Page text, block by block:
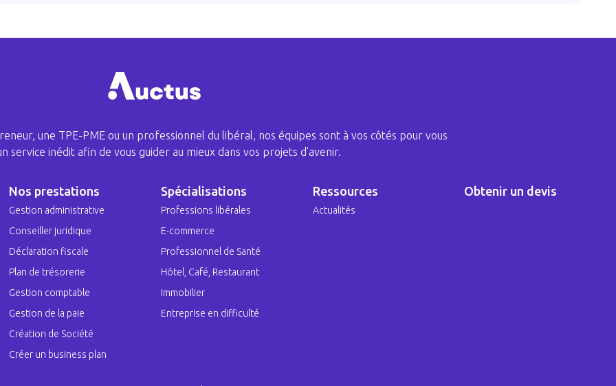
une TPE-PME ou un professionnel du libéral, nos équipes sont à vos côtés pour vous
service inédit afin de vous guider au mieux dans vos projets d’avenir.
Nos prestations
Gestion administrative
Conseiller juridique
Déclaration fiscale
Plan de trésorerie
Gestion comptable
Gestion de la paie
Création de Société
Créer un business plan
Spécialisations
Professions libérales
E-commerce
Professionnel de Santé
Hôtel, Café, Restaurant
Immobilier
Entreprise en difficulté
Ressources
Actualités
Obtenir un devis